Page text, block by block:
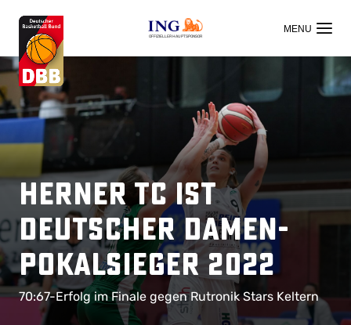
OFFIZIELLER HAUPTSPONSOR
Herner TC ist
Deutscher Damen-
Pokalsieger 2022
70:67-Erfolg im Finale gegen Rutronik Stars Keltern